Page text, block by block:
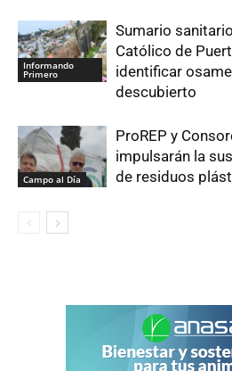
Informando
Primero
Sumario
Católico de
identificar
descubierto
Campo al Día
ProREP y
impulsarán la
de residuos